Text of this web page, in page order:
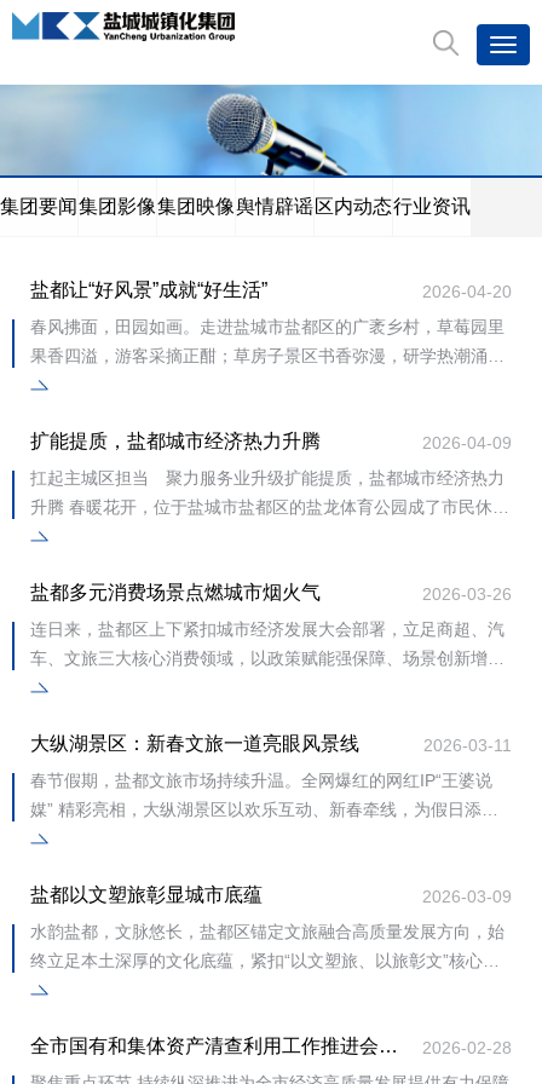
集团要闻集团影像集团映像舆情辟谣区内动态行业资讯
盐都让“好风景”成就“好生活”
2026-04-20
春风拂面，田园如画。走进盐城市盐都区的广袤乡村，草莓园里
果香四溢，游客采摘正酣；草房子景区书香弥漫，研学热潮涌
动；蟒蛇河畔花团锦簇，露营休闲人气火爆&hellip;&hellip;一幅
扩能提质，盐都城市经济热力升腾
2026-04-09
扛起主城区担当 聚力服务业升级扩能提质，盐都城市经济热力
升腾 春暖花开，位于盐城市盐都区的盐龙体育公园成了市民休闲
健身的首选地。同时，作为2026盐城市足球超级联赛盐都队
盐都多元消费场景点燃城市烟火气
2026-03-26
连日来，盐都区上下紧扣城市经济发展大会部署，立足商超、汽
车、文旅三大核心消费领域，以政策赋能强保障、场景创新增亮
点、服务提质优体验，将大会精神转化为具体实践，让消费暖流
大纵湖景区：新春文旅一道亮眼风景线
2026-03-11
春节假期，盐都文旅市场持续升温。全网爆红的网红IP“王婆说
媒” 精彩亮相，大纵湖景区以欢乐互动、新春牵线，为假日添
喜，成为盐都新春文旅一道亮眼风景线。2月1
盐都以文塑旅彰显城市底蕴
2026-03-09
水韵盐都，文脉悠长，盐都区锚定文旅融合高质量发展方向，始
终立足本土深厚的文化底蕴，紧扣“以文塑旅、以旅彰文”核心要
求，围绕“一河两区”发展布局，精耕文旅
全市国有和集体资产清查利用工作推进会召开
2026-02-28